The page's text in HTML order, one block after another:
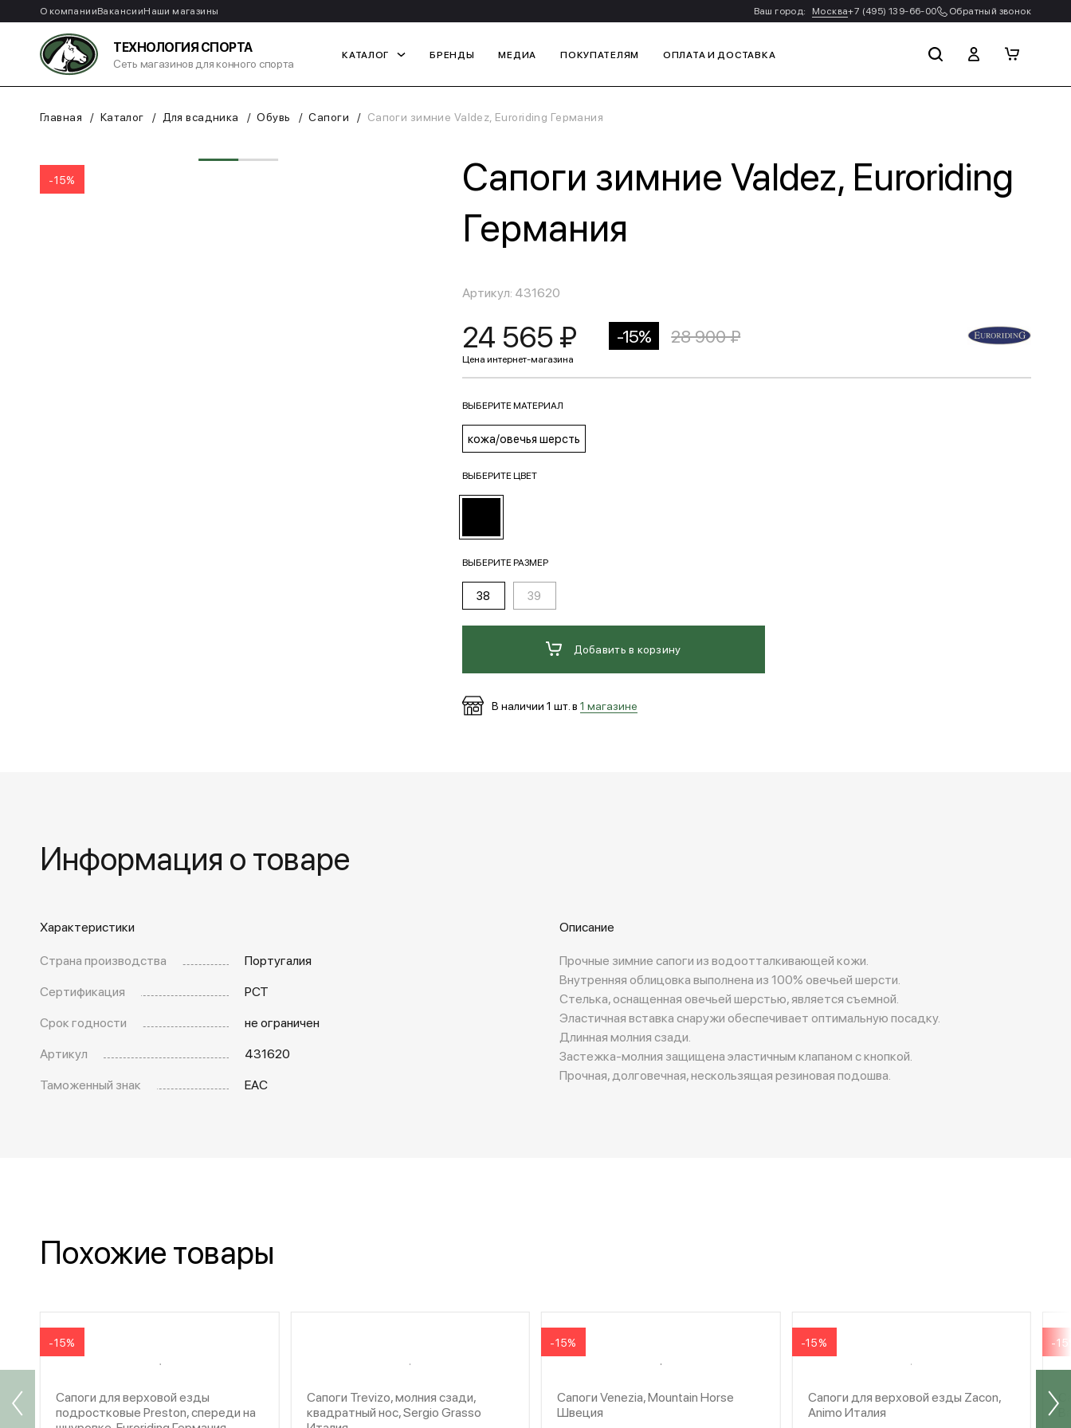
О компанииВакансииНаши магазины Ваш город: Москва+7 (495) 139-66-00 Обратный звонок
ТЕХНОЛОГИЯ СПОРТА
Сеть магазинов для конного спорта
КАТАЛОГ БРЕНДЫ МЕДИА ПОКУПАТЕЛЯМ ОПЛАТА И ДОСТАВКА
Главная Каталог Для всадника Обувь Сапоги Сапоги зимние Valdez, Euroriding Германия
-15%
Сапоги зимние Valdez, Euroriding
Германия
Артикул: 431620
24 565 ₽ -15% 28 900 ₽
ВЫБЕРИТЕ МАТЕРИАЛ
кожа/овечья шерсть
ВЫБЕРИТЕ ЦВЕТ
ВЫБЕРИТЕ РАЗМЕР
38 39
Добавить в корзину
В наличии 1 шт. в 1 магазине
Информация о товаре
Характеристики
Страна производства
Португалия
Сертификация
РСТ
Срок годности
не ограничен
Артикул
431620
Таможенный знак
EAC
Описание
Прочные зимние сапоги из водоотталкивающей кожи.
Внутренняя облицовка выполнена из 100% овечьей шерсти.
Стелька, оснащенная овечьей шерстью, является съемной.
Эластичная вставка снаружи обеспечивает оптимальную посадку.
Длинная молния сзади.
Застежка-молния защищена эластичным клапаном с кнопкой.
Прочная, долговечная, нескользящая резиновая подошва.
Похожие товары
-15%
Сапоги для верховой езды
подростковые Preston, спереди на
Сапоги Trevizo, молния сзади,
квадратный нос, Sergio Grasso
-15%
Сапоги Venezia, Mountain Horse
Швеция
-15%
Сапоги для верховой езды Zacon,
Animo Италия
-